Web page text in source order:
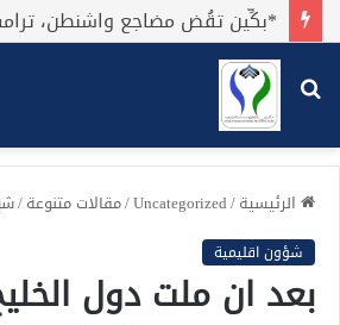
بحث
عن
الرئيسية/
Uncategorized
/مقالات متنوعة/
شؤون اقليمية
بعد ان ملت دول